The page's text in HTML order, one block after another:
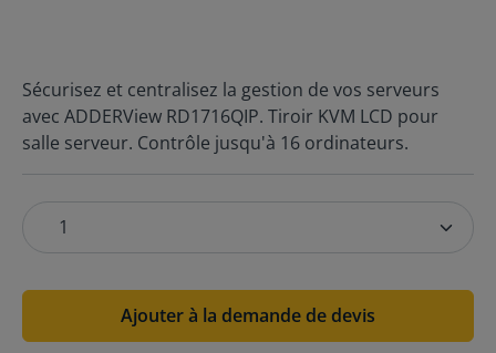
Sécurisez et centralisez la gestion de vos serveurs
avec ADDERView RD1716QIP. Tiroir KVM LCD pour
salle serveur. Contrôle jusqu'à 16 ordinateurs.
Ajouter à la demande de devis